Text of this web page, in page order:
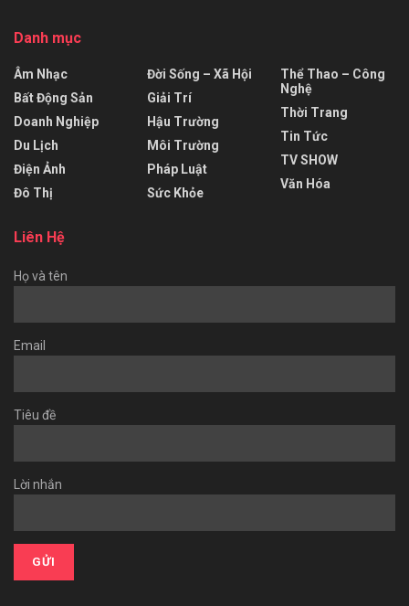
Danh mục
Âm Nhạc
Bất Động Sản
Doanh Nghiệp
Du Lịch
Điện Ảnh
Đô Thị
Đời Sống – Xã Hội
Giải Trí
Hậu Trường
Môi Trường
Pháp Luật
Sức Khỏe
Thể Thao – Công
Nghệ
Thời Trang
Tin Tức
TV SHOW
Văn Hóa
Liên Hệ
Họ và tên
Email
Tiêu đề
Lời nhắn